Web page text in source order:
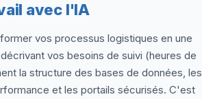
avec l'IA
vos processus logistiques en une
vos besoins de suivi (heures de
la structure des bases de données, les
et les portails sécurisés. C'est